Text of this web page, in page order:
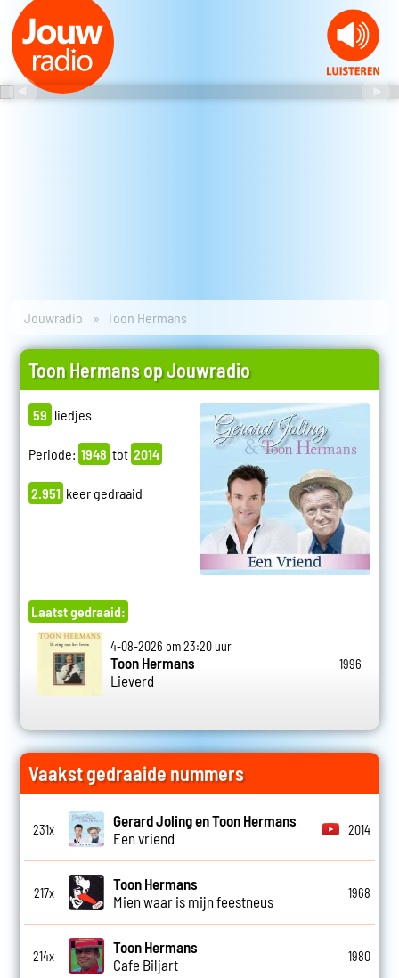
Jouwradio Toon Hermans
Toon Hermans op Jouwradio
59 liedjes
Periode: 1948 tot 2014
2.951 keer gedraaid
Laatst gedraaid:
4-08-2026 om 23:20 uur
Toon Hermans
Lieverd
1996
Vaakst gedraaide nummers
231x
Gerard Joling en Toon Hermans
Een vriend
2014
217x
Toon Hermans
Mien waar is mijn feestneus
1968
214x
Toon Hermans
Cafe Biljart
1980